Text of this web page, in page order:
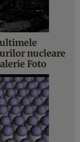
nucleare
Foto